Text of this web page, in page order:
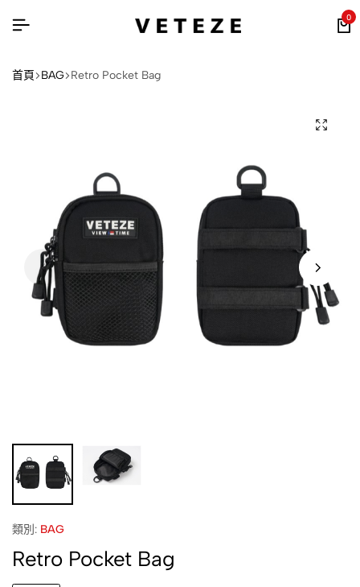
0
首頁 BAG Retro Pocket Bag
類別: BAG
Retro Pocket Bag